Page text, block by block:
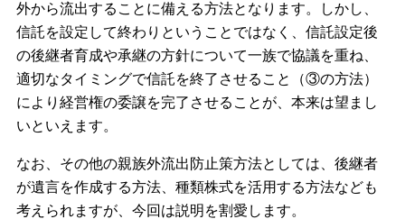
外から流出することに備える方法となります。しかし、
信託を設定して終わりということではなく、信託設定後
の後継者育成や承継の方針について一族で協議を重ね、
適切なタイミングで信託を終了させること（③の方法）
により経営権の委譲を完了させることが、本来は望まし
いといえます。
なお、その他の親族外流出防止策方法としては、後継者
が遺言を作成する方法、種類株式を活用する方法なども
考えられますが、今回は説明を割愛します。